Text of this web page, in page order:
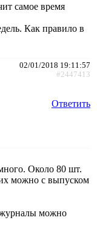
самое время
Как правило в
02/01/2018 19:11:57
#2447413
Ответить
Около 80 шт.
их можно с выпуском
можно